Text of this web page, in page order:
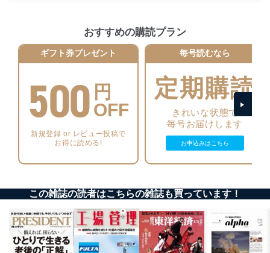
施し、個人情報の漏えい、滅失またはき損の防止及び是
正に努めます。
アクセス制御
個人データを取り扱うことのできる機器及び当該
機器を取り扱う従業者を明確化し、 個人データへ
の不要なアクセスを防止しています。
アクセス者の識別と認証
機器に標準装備されているユーザー制御機能（ユ
ーザーアカウント制御）により、個人情報データ
ベース等を取り扱う情報システムを使用する従業
個人データを取り扱う機器等のオペレーティング
システムを最新の状態に保持しています。
個人データを取り扱う機器等にセキュリティ対策
ソフトウェア等を導入し、自動更新 機能等の活用
により、これを最新状態としています。
おすすめの購読プラン
ギフト券プレゼント
500 円
OFF
新規登録 or レビュー投稿で
お得に読める!
毎号読むなら
定期購読
きれいな状態で
毎号お届けします
お申込みはこちら
この雑誌の読者はこちらの雑誌も買っています！